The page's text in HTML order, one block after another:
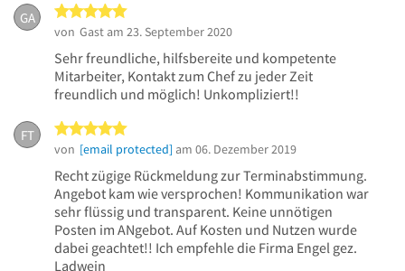
GA
von Gast am 23. September 2020
Sehr freundliche, hilfsbereite und kompetente
Mitarbeiter, Kontakt zum Chef zu jeder Zeit
freundlich und möglich! Unkompliziert!!
FT
von [email protected] am 06. Dezember 2019
Recht zügige Rückmeldung zur Terminabstimmung.
Angebot kam wie versprochen! Kommunikation war
sehr flüssig und transparent. Keine unnötigen
Posten im ANgebot. Auf Kosten und Nutzen wurde
dabei geachtet!! Ich empfehle die Firma Engel gez.
Ladwein